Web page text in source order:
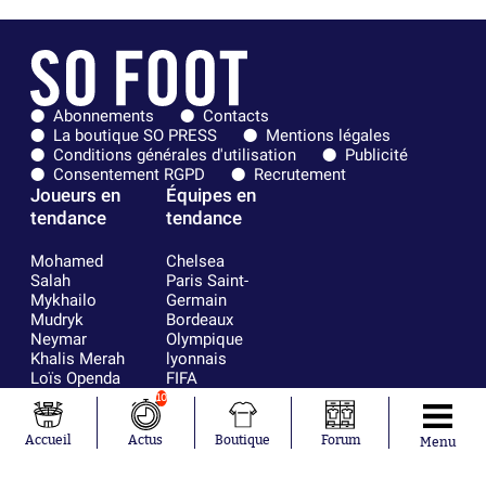
Abonnements
Contacts
La boutique SO PRESS
Mentions légales
Conditions générales d'utilisation
Publicité
Consentement RGPD
Recrutement
Joueurs en
tendance
Mohamed
Salah
Mykhailo
Mudryk
Neymar
Khalis Merah
Loïs Openda
Moussa
Niakhaté
Nicolás
Équipes en
tendance
Chelsea
Paris Saint-
Germain
Bordeaux
Olympique
lyonnais
FIFA
Real Madrid
RC Strasbourg
AC Milan
Accueil
10
Actus Boutique Forum Menu